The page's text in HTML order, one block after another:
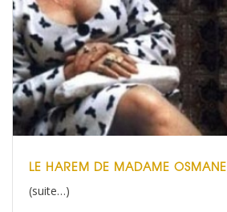
LE HAREM DE MADAME OSMANE
(suite…)